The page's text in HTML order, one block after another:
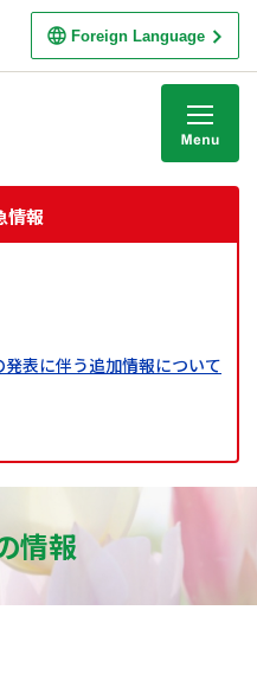
Foreign Language
情報
表に伴う追加情報について
情報